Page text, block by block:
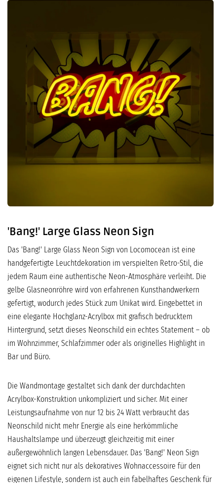
'Bang!' Large Glass Neon Sign
Das 'Bang!' Large Glass Neon Sign von Locomocean ist eine
handgefertigte Leuchtdekoration im verspielten Retro-Stil, die
jedem Raum eine authentische Neon-Atmosphäre verleiht. Die
gelbe Glasneonröhre wird von erfahrenen Kunsthandwerkern
gefertigt, wodurch jedes Stück zum Unikat wird. Eingebettet in
eine elegante Hochglanz-Acrylbox mit grafisch bedrucktem
Hintergrund, setzt dieses Neonschild ein echtes Statement – ob
im Wohnzimmer, Schlafzimmer oder als originelles Highlight in
Bar und Büro.
Die Wandmontage gestaltet sich dank der durchdachten
Acrylbox-Konstruktion unkompliziert und sicher. Mit einer
Leistungsaufnahme von nur 12 bis 24 Watt verbraucht das
Neonschild nicht mehr Energie als eine herkömmliche
Haushaltslampe und überzeugt gleichzeitig mit einer
außergewöhnlich langen Lebensdauer. Das 'Bang!' Neon Sign
eignet sich nicht nur als dekoratives Wohnaccessoire für den
eigenen Lifestyle, sondern ist auch ein fabelhaftes Geschenk für